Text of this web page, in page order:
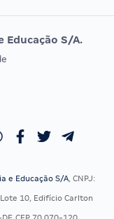
ORDEM
OAB
Educação S/A.
e Educação S/A, CNPJ:
10, Edifício Carlton